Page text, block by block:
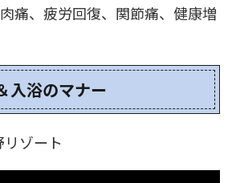
痛、疲労回復、関節痛、健康増
入浴のマナー
ゾート